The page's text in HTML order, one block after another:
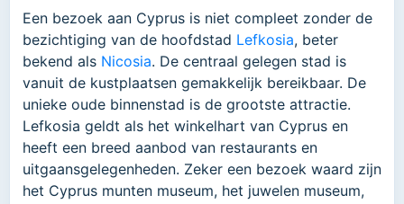
Een bezoek aan Cyprus is niet compleet zonder de
bezichtiging van de hoofdstad Lefkosia, beter
bekend als Nicosia. De centraal gelegen stad is
vanuit de kustplaatsen gemakkelijk bereikbaar. De
unieke oude binnenstad is de grootste attractie.
Lefkosia geldt als het winkelhart van Cyprus en
heeft een breed aanbod van restaurants en
uitgaansgelegenheden. Zeker een bezoek waard zijn
het Cyprus munten museum, het juwelen museum,